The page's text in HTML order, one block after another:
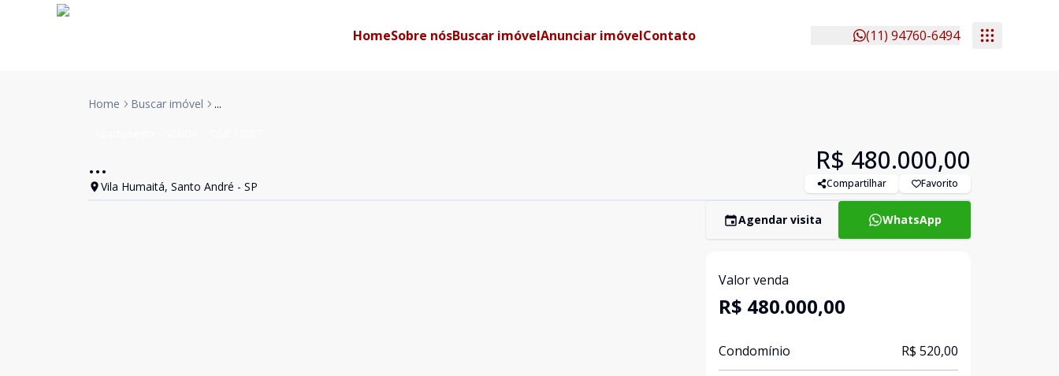
HomeSobre nósBuscar imóvelAnunciar imóvelContato (11) 94760-6494
Home Buscar imóvel ...
...
Vila Humaitá, Santo André - SP
R$ 480.000,00
Compartilhar Favorito
Agendar visita WhatsApp
Valor venda
R$ 480.000,00
Condomínio R$ 520,00